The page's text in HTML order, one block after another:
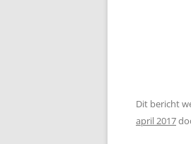
Dit bericht
april 2017